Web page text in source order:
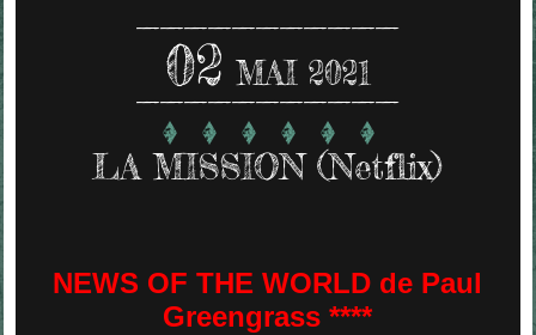
02 MAI 2021
LA MISSION (Netflix)
NEWS OF THE WORLD de Paul
Greengrass ****